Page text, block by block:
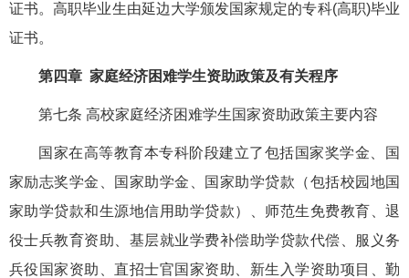
证书。高职毕业生由延边大学颁发国家规定的专科(高职)毕业
证书。
第四章 家庭经济困难学生资助政策及有关程序
第七条 高校家庭经济困难学生国家资助政策主要内容
国家在高等教育本专科阶段建立了包括国家奖学金、国
家励志奖学金、国家助学金、国家助学贷款（包括校园地国
家助学贷款和生源地信用助学贷款）、师范生免费教育、退
役士兵教育资助、基层就业学费补偿助学贷款代偿、服义务
兵役国家资助、直招士官国家资助、新生入学资助项目、勤